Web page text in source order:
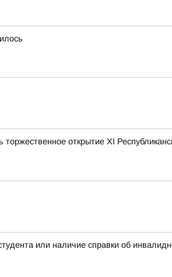
открытие XI
или наличие справки об